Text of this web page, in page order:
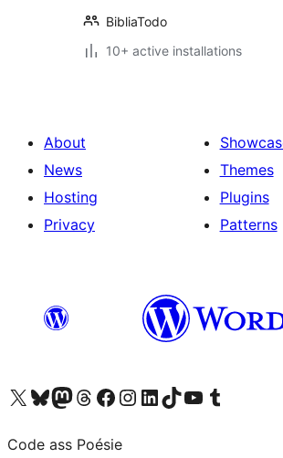
BibliaTodo
10+ active installations
About
News
Hosting
Privacy
Themes
Plugins
Patterns
Visit our X (formerly Twitter) account
Visit our Bluesky account
Visit our Mastodon account
Visit our Threads account
Visit our Facebook page
Visit our Instagram account
Visit our LinkedIn account
Visit our TikTok account
Visit our YouTube channel
Visit our Tumblr account
Code ass Poésie